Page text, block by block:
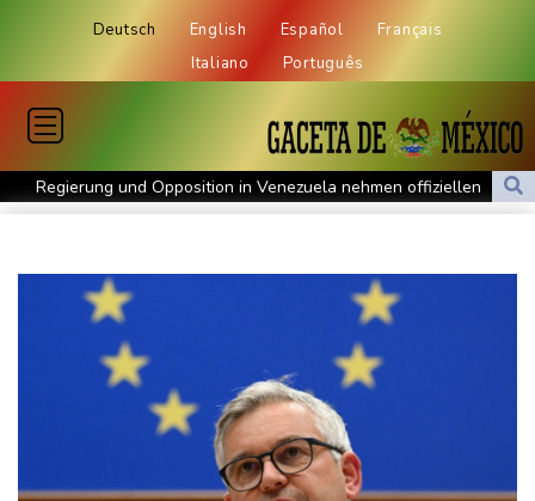
Deutsch English Español
Français
Italiano
Português
Regierung und Opposition in Venezuela nehmen offiziellen
Dialog auf - ohne Machado
Angeblicher "Geburtstourismus": Trump unternimmt neuen
Vorstoß im Streit um US-Staatsbürgerschaft
Würgeschlange an Kanalufer in Schleswig-Holstein entdeckt
Unter Traktor eingeklemmt: Zwölfjähriger stirbt in Nordrhein-
Sri Lanka setzt nach Unruhen in Gefängnis Soldaten ein
Zuwächse in der Autobranche: Industrieproduktion legt im Juni